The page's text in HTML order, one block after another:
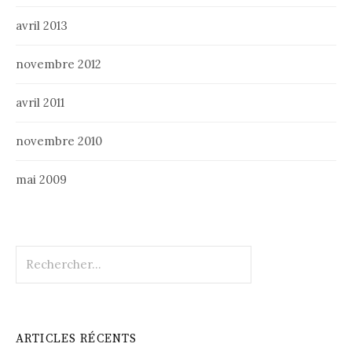
avril 2013
novembre 2012
avril 2011
novembre 2010
mai 2009
ARTICLES RÉCENTS